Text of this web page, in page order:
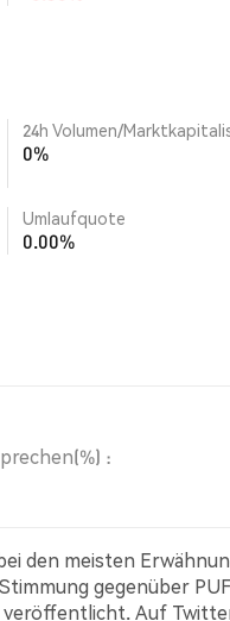
24h Volumen/
0%
Umlaufquote
0.00%
:
den meisten
gegenüber
veröffentlicht. Auf